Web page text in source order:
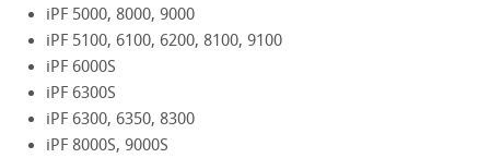
iPF 5000, 8000, 9000
iPF 5100, 6100, 6200, 8100, 9100
iPF 6000S
iPF 6300S
iPF 6300, 6350, 8300
iPF 8000S, 9000S